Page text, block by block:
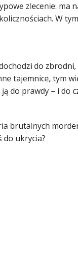
zlecenie: ma
W
do
tajemnice, tym
do prawdy – i do
brutalnych
do ukrycia?